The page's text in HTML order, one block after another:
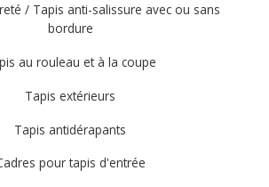
/ Tapis anti-salissure avec ou sans
bordure
au rouleau et à la coupe
Tapis extérieurs
Tapis antidérapants
pour tapis d'entrée